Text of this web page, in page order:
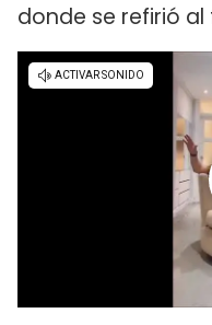
donde se refirió